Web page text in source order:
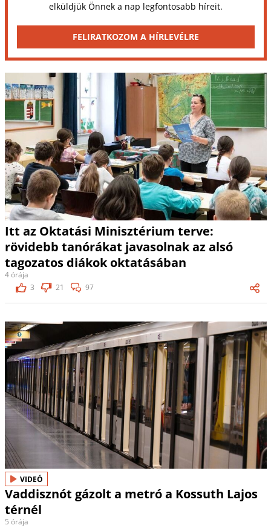
elküldjük Önnek a nap legfontosabb híreit.
FELIRATKOZOM A HÍRLEVÉLRE
Itt az Oktatási Minisztérium terve:
rövidebb tanórákat javasolnak az alsó
tagozatos diákok oktatásában
4 órája
3
21 97
VIDEÓ
Vaddisznót gázolt a metró a Kossuth Lajos
térnél
5 órája